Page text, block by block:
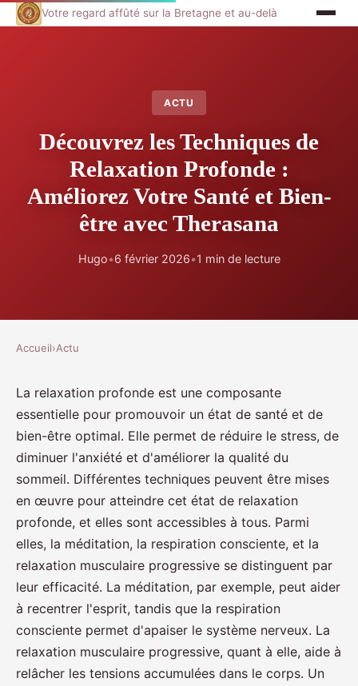
Votre regard affûté sur la Bretagne et au-delà
ACTU
Découvrez les Techniques de
Relaxation Profonde :
Améliorez Votre Santé et Bien-
être avec Therasana
Hugo•6 février 2026•1 min de lecture
Accueil›Actu
La relaxation profonde est une composante
essentielle pour promouvoir un état de santé et de
bien-être optimal. Elle permet de réduire le stress, de
diminuer l'anxiété et d'améliorer la qualité du
sommeil. Différentes techniques peuvent être mises
en œuvre pour atteindre cet état de relaxation
profonde, et elles sont accessibles à tous. Parmi
elles, la méditation, la respiration consciente, et la
relaxation musculaire progressive se distinguent par
leur efficacité. La méditation, par exemple, peut aider
à recentrer l'esprit, tandis que la respiration
consciente permet d'apaiser le système nerveux. La
relaxation musculaire progressive, quant à elle, aide à
relâcher les tensions accumulées dans le corps. Un